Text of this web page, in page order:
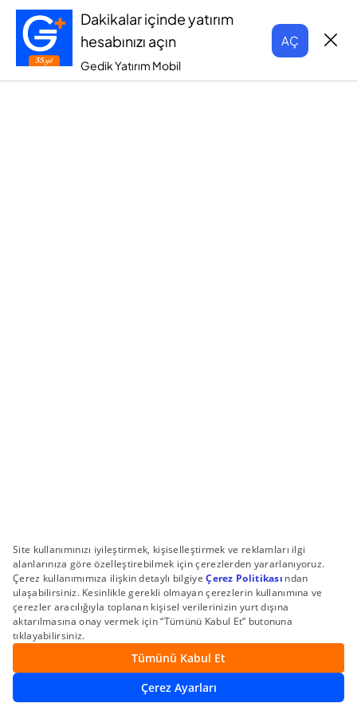
Dakikalar içinde yatırım
hesabınızı açın
Gedik Yatırım Mobil
AÇ